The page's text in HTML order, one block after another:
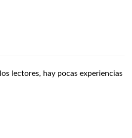
lectores, hay pocas experiencias